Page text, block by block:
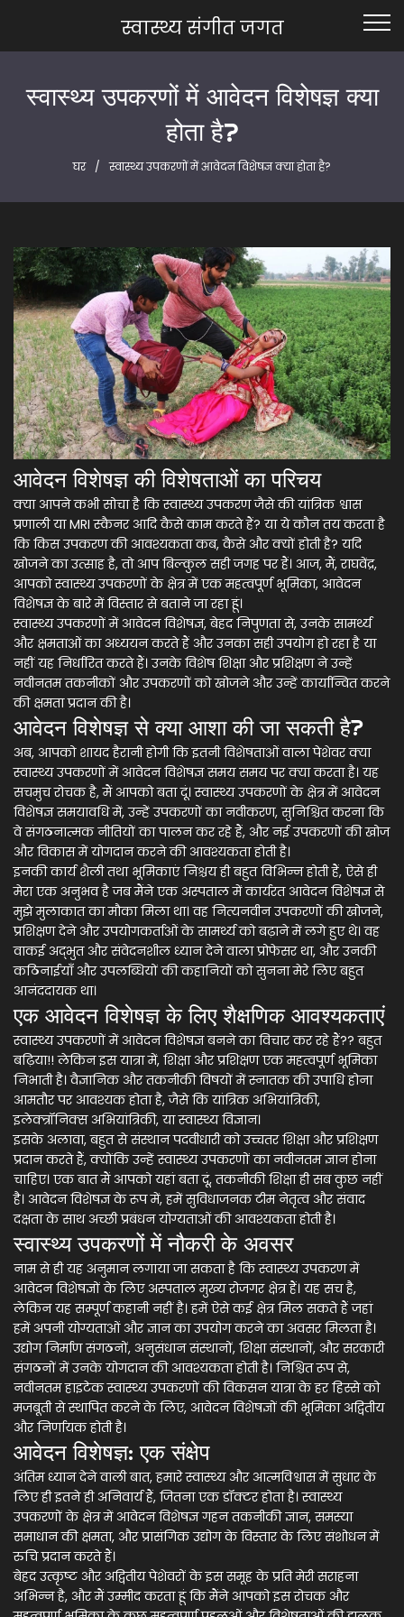
स्वास्थ्य संगीत जगत
स्वास्थ्य उपकरणों में आवेदन विशेषज्ञ क्या
होता है?
घर स्वास्थ्य उपकरणों में आवेदन विशेषज्ञ क्या होता है?
आवेदन विशेषज्ञ की विशेषताओं का परिचय
क्या आपने कभी सोचा है कि स्वास्थ्य उपकरण जैसे की यांत्रिक श्वास
प्रणाली या MRI स्कैनर आदि कैसे काम करते हैं? या ये कौन तय करता है
कि किस उपकरण की आवश्यकता कब, कैसे और क्यों होती है? यदि
खोजने का उत्साह है, तो आप बिल्कुल सही जगह पर हैं। आज, मैं, राघवेंद्र,
आपको स्वास्थ्य उपकरणों के क्षेत्र में एक महत्वपूर्ण भूमिका, आवेदन
विशेषज्ञ के बारे में विस्तार से बताने जा रहा हूं।
स्वास्थ्य उपकरणों में आवेदन विशेषज्ञ, बेहद निपुणता से, उनके सामर्थ्य
और क्षमताओं का अध्ययन करते हैं और उनका सही उपयोग हो रहा है या
नहीं यह निर्धारित करते हैं। उनके विशेष शिक्षा और प्रशिक्षण ने उन्हें
नवीनतम तकनीकों और उपकरणों को खोजने और उन्हें कार्यान्वित करने
की क्षमता प्रदान की है।
आवेदन विशेषज्ञ से क्या आशा की जा सकती है?
अब, आपको शायद हैरानी होगी कि इतनी विशेषताओं वाला पेशेवर क्या
स्वास्थ्य उपकरणों में आवेदन विशेषज्ञ समय समय पर क्या करता है। यह
सचमुच रोचक है, मैं आपको बता दूं। स्वास्थ्य उपकरणों के क्षेत्र में आवेदन
विशेषज्ञ समयावधि में, उन्हें उपकरणों का नवीकरण, सुनिश्चित करना कि
वे संगठनात्मक नीतियों का पालन कर रहे हैं, और नई उपकरणों की खोज
और विकास में योगदान करने की आवश्यकता होती है।
इनकी कार्य शैली तथा भूमिकाएं निश्चय ही बहुत विभिन्न होती हैं, ऐसे ही
मेरा एक अनुभव है जब मैंने एक अस्पताल में कार्यरत आवेदन विशेषज्ञ से
मुझे मुलाकात का मौका मिला था। वह नित्यनवीन उपकरणों की खोजने,
प्रशिक्षण देने और उपयोगकर्ताओं के सामर्थ्य को बढ़ाने में लगे हुए थे। वह
वाकई अद्भुत और संवेदनशील ध्यान देने वाला प्रोफेसर था, और उनकी
कठिनाईयाँ और उपलब्धियों की कहानियों को सुनना मेरे लिए बहुत
आनंददायक था।
एक आवेदन विशेषज्ञ के लिए शैक्षणिक आवश्यकताएं
स्वास्थ्य उपकरणों में आवेदन विशेषज्ञ बनने का विचार कर रहे हैं?? बहुत
बढ़िया!! लेकिन इस यात्रा में, शिक्षा और प्रशिक्षण एक महत्वपूर्ण भूमिका
निभाती है। वैज्ञानिक और तकनीकी विषयों में स्नातक की उपाधि होना
आमतौर पर आवश्यक होता है, जैसे कि यांत्रिक अभियांत्रिकी,
इलेक्त्रॉनिक्स अभियांत्रिकी, या स्वास्थ्य विज्ञान।
इसके अलावा, बहुत से संस्थान पदवीधारी को उच्चतर शिक्षा और प्रशिक्षण
प्रदान करते हैं, क्योंकि उन्हें स्वास्थ्य उपकरणों का नवीनतम ज्ञान होना
चाहिए। एक बात मैं आपको यहां बता दूं, तकनीकी शिक्षा ही सब कुछ नहीं
है। आवेदन विशेषज्ञ के रूप में, हमें सुविधाजनक टीम नेतृत्व और संवाद
दक्षता के साथ अच्छी प्रबंधन योग्यताओं की आवश्यकता होती है।
स्वास्थ्य उपकरणों में नौकरी के अवसर
नाम से ही यह अनुमान लगाया जा सकता है कि स्वास्थ्य उपकरण में
आवेदन विशेषज्ञों के लिए अस्पताल मुख्य रोजगर क्षेत्र हैं। यह सच है,
लेकिन यह सम्पूर्ण कहानी नहीं है। हमें ऐसे कई क्षेत्र मिल सकते हैं जहां
हमें अपनी योग्यताओं और ज्ञान का उपयोग करने का अवसर मिलता है।
उद्योग निर्माण संगठनों, अनुसंधान संस्थानों, शिक्षा संस्थानों, और सरकारी
संगठनों में उनके योगदान की आवश्यकता होती है। निश्चित रूप से,
नवीनतम हाइटेक स्वास्थ्य उपकरणों की विकसन यात्रा के हर हिस्से को
मजबूती से स्थापित करने के लिए, आवेदन विशेषज्ञों की भूमिका अद्वितीय
और निर्णायक होती है।
आवेदन विशेषज्ञ: एक संक्षेप
अंतिम ध्यान देने वाली बात, हमारे स्वास्थ्य और आत्मविश्वास में सुधार के
लिए ही इतने ही अनिवार्य हैं, जितना एक डॉक्टर होता है। स्वास्थ्य
उपकरणों के क्षेत्र में आवेदन विशेषज्ञ गहन तकनीकी ज्ञान, समस्या
समाधान की क्षमता, और प्रासंगिक उद्योग के विस्तार के लिए संशोधन में
रुचि प्रदान करते हैं।
बेहद उत्कृष्ट और अद्वितीय पेशेवरों के इस समूह के प्रति मेरी सराहना
अभिन्न है, और मैं उम्मीद करता हूं कि मैंने आपको इस रोचक और